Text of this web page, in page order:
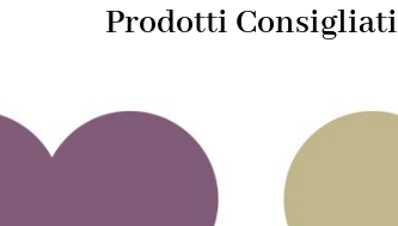
Prodotti Consigliati